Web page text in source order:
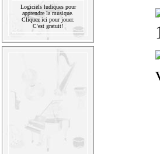
Logiciels ludiques pour
apprendre la musique.
Cliquez ici pour jouer.
C'est gratuit!